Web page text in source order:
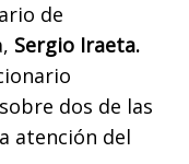
de
Sergio Iraeta.
dos de las
atención del